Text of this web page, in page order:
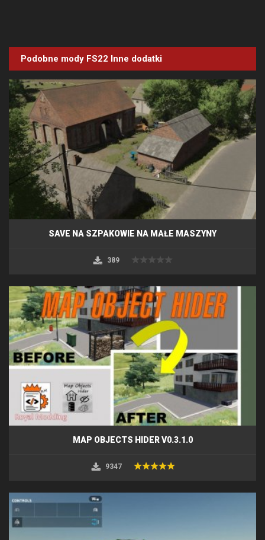
Podobne mody FS22 Inne dodatki
SAVE NA SZPAKOWIE NA MAŁE MASZYNY
389
MAP OBJECTS HIDER V0.3.1.0
9347